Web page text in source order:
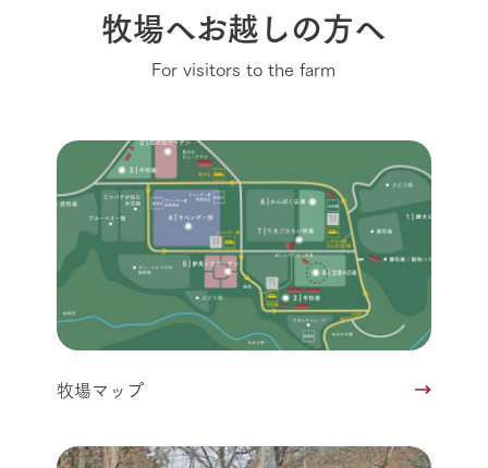
牧場へお越しの方へ
For visitors to the farm
牧場マップ